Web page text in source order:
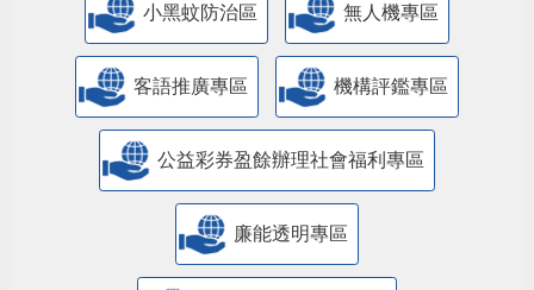
小黑蚊防治區 無人機專區
客語推廣專區 機構評鑑專區
公益彩券盈餘辦理社會福利專區
廉能透明專區